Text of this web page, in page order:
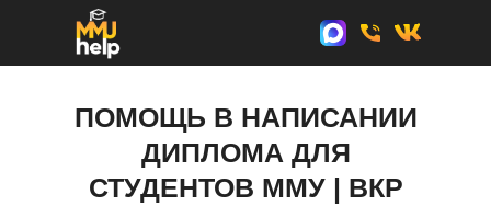
ПОМОЩЬ В НАПИСАНИИ
ДИПЛОМА ДЛЯ
СТУДЕНТОВ ММУ | ВКР